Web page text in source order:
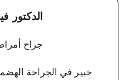
الدكتور
جراح
خبير في الجراحة